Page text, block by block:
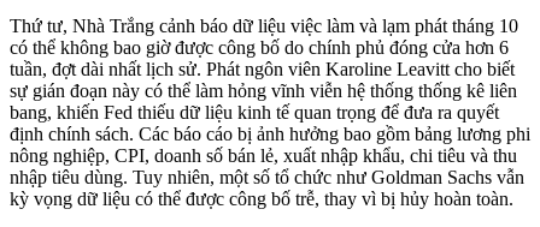
Thứ tư, Nhà Trắng cảnh báo dữ liệu việc làm và lạm phát tháng 10
có thể không bao giờ được công bố do chính phủ đóng cửa hơn 6
tuần, đợt dài nhất lịch sử. Phát ngôn viên Karoline Leavitt cho biết
sự gián đoạn này có thể làm hỏng vĩnh viễn hệ thống thống kê liên
bang, khiến Fed thiếu dữ liệu kinh tế quan trọng để đưa ra quyết
định chính sách. Các báo cáo bị ảnh hưởng bao gồm bảng lương phi
nông nghiệp, CPI, doanh số bán lẻ, xuất nhập khẩu, chi tiêu và thu
nhập tiêu dùng. Tuy nhiên, một số tổ chức như Goldman Sachs vẫn
kỳ vọng dữ liệu có thể được công bố trễ, thay vì bị hủy hoàn toàn.